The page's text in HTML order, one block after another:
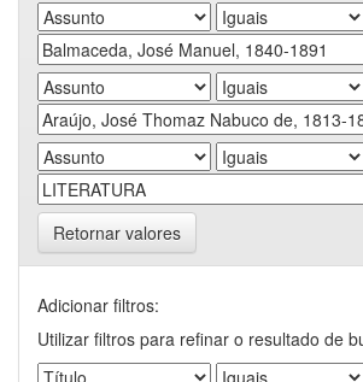
Retornar valores
Adicionar filtros:
Utilizar filtros para refinar o resultado de